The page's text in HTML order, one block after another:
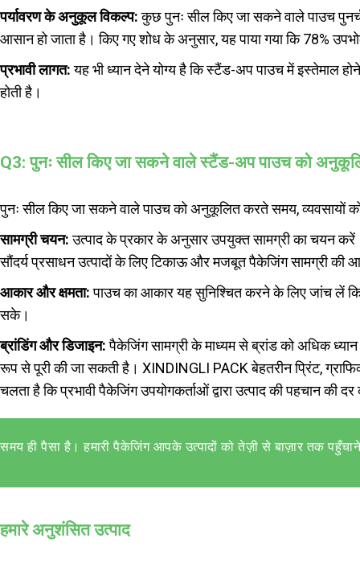
पर्यावरण के अनुकूल विकल्प:कुछ पुनः सील किए जा सकने वाले पाउच
आसान हो जाता है। किए गए शोध के अनुसार, यह पाया गया कि 78%
प्रभावी लागत:यह भी ध्यान देने योग्य है कि स्टैंड-अप पाउच में इस्तेमाल
होती है।
Q3: पुनः सील किए जा सकने वाले स्टैंड-अप पाउच को
पुनः सील किए जा सकने वाले पाउच को अनुकूलित करते समय, व्यवसायों
सामग्री चयन:उत्पाद के प्रकार के अनुसार उपयुक्त सामग्री का चयन
सौंदर्य प्रसाधन उत्पादों के लिए टिकाऊ और मजबूत पैकेजिंग सामग्री की
आकार और क्षमता:पाउच का आकार यह सुनिश्चित करने के लिए जांच लें कि
सके।
ब्रांडिंग और डिजाइन:पैकेजिंग सामग्री के माध्यम से ब्रांड को अधिक
रूप से पूरी की जा सकती है। XINDINGLI PACK बेहतरीन प्रिंट,
चलता है कि प्रभावी पैकेजिंग उपयोगकर्ताओं द्वारा उत्पाद की पहचान की
समय ही पैसा है। हमारी पैकेजिंग आपके उत्पादों को तेज़ी से बाज़ार तक
हमारे अनुशंसित उत्पाद